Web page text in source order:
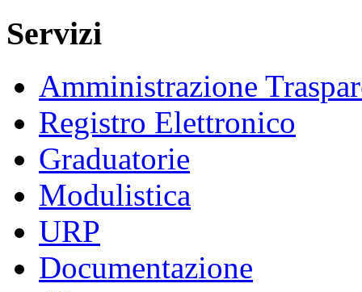
Servizi
Amministrazione
Registro Elettronico
Graduatorie
Modulistica
URP
Documentazione